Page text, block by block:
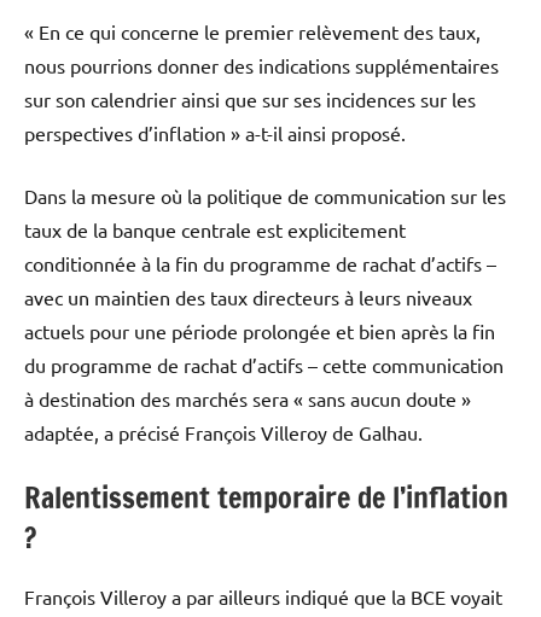
« En ce qui concerne le premier relèvement des taux,
nous pourrions donner des indications supplémentaires
sur son calendrier ainsi que sur ses incidences sur les
perspectives d’inflation » a-t-il ainsi proposé.
Dans la mesure où la politique de communication sur les
taux de la banque centrale est explicitement
conditionnée à la fin du programme de rachat d’actifs –
avec un maintien des taux directeurs à leurs niveaux
actuels pour une période prolongée et bien après la fin
du programme de rachat d’actifs – cette communication
à destination des marchés sera « sans aucun doute »
adaptée, a précisé François Villeroy de Galhau.
Ralentissement temporaire de l’inflation
?
François Villeroy a par ailleurs indiqué que la BCE voyait